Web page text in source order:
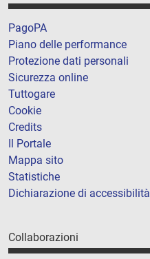
PagoPA
Piano delle performance
Protezione dati personali
Sicurezza online
Tuttogare
Cookie
Credits
Il Portale
Mappa sito
Statistiche
Dichiarazione di accessibilità
Collaborazioni